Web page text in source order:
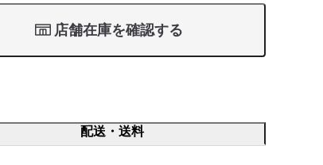
店舗在庫を確認する
配送・送料